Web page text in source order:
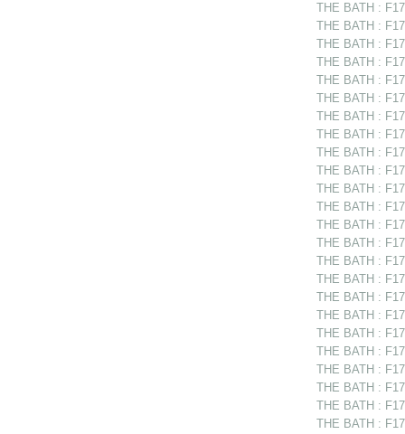
THE BATH :
THE BATH :
THE BATH :
THE BATH :
THE BATH :
THE BATH :
THE BATH :
THE BATH :
THE BATH :
THE BATH :
THE BATH :
THE BATH :
THE BATH :
THE BATH :
THE BATH :
THE BATH :
THE BATH :
THE BATH :
THE BATH :
THE BATH :
THE BATH :
THE BATH :
THE BATH :
THE BATH :